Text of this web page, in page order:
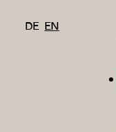
DE EN